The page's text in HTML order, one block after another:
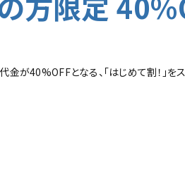
40%OFFとなる、「はじめて割！」をス